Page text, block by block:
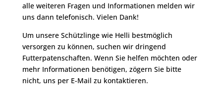
alle weiteren Fragen und Informationen melden wir
uns dann telefonisch. Vielen Dank!
Um unsere Schützlinge wie Helli bestmöglich
versorgen zu können, suchen wir dringend
Futterpatenschaften. Wenn Sie helfen möchten oder
mehr Informationen benötigen, zögern Sie bitte
nicht, uns per E-Mail zu kontaktieren.